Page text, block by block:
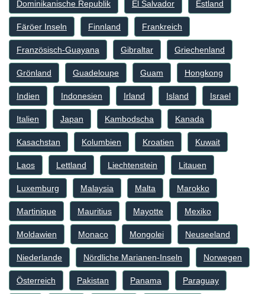
Dominikanische Republik El Salvador Estland
Färöer Inseln Finnland Frankreich
Französisch-Guayana Gibraltar Griechenland
Grönland Guadeloupe Guam Hongkong
Indien Indonesien Irland Island Israel
Italien Japan Kambodscha Kanada
Kasachstan Kolumbien Kroatien Kuwait
Laos Lettland Liechtenstein Litauen
Luxemburg Malaysia Malta Marokko
Martinique Mauritius Mayotte Mexiko
Moldawien Monaco Mongolei Neuseeland
Niederlande Nördliche Marianen-Inseln Norwegen
Österreich Pakistan Panama Paraguay